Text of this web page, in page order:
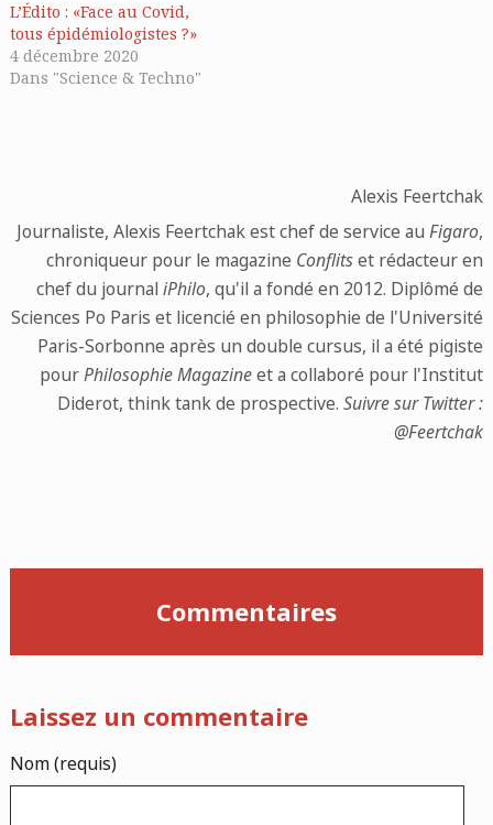
L’Édito : «Face au Covid,
tous épidémiologistes ?»
4 décembre 2020
Dans "Science & Techno"
Alexis Feertchak
Journaliste, Alexis Feertchak est chef de service auFigaro,
chroniqueur pour le magazine Conflitset rédacteur en
chef du journaliPhilo, qu'il a fondé en 2012. Diplômé de
Sciences Po Paris et licencié en philosophie de l'Université
Paris-Sorbonne après un double cursus, il a été pigiste
pourPhilosophie Magazineet a collaboré pour l'Institut
Diderot, think tank de prospective.Suivre sur Twitter :
@Feertchak
Commentaires
Laissez un commentaire
Nom (requis)